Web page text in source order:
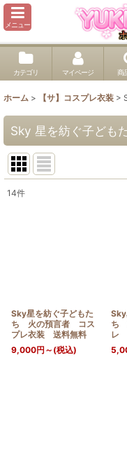
メニュー
カテゴリ マイページ 商
ホーム > 【サ】コスプレ衣装 >
Sky 星を紡ぐ子ども
14件
Sky星を紡ぐ子どもた
ち 火の預言者 コス
プレ衣装 送料無料
9,000円 ～ (税込)
Sky
ち
レ